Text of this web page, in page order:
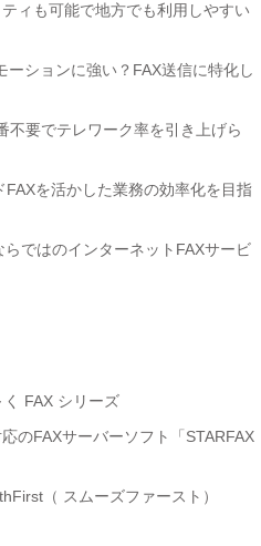
ィも可能で地方でも利用しやすい
ーションに強い？FAX送信に特化し
不要でテレワーク率を引き上げら
を活かした業務の効率化を目指
ではのインターネットFAXサービ
FAX シリーズ
のFAXサーバーソフト「STARFAX
（ スムーズファースト）